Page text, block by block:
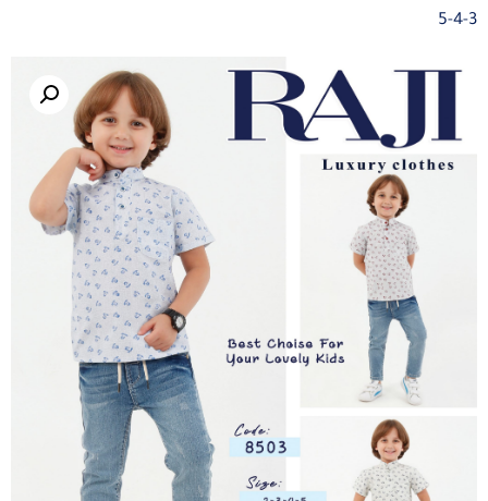
3-4-5